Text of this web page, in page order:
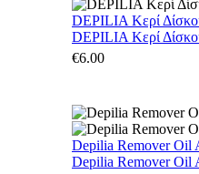
DEPILIA Κερί
DEPILIA Κερί
€6.00
Depilia Remover Oil
Depilia Remover Oil